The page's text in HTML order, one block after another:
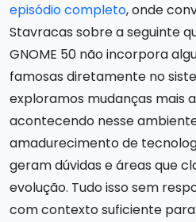
episódio completo, onde
Stavracas sobre a seguinte
GNOME 50 não incorpora
famosas diretamente no
exploramos mudanças mais
acontecendo nesse
amadurecimento de
geram dúvidas e áreas que
evolução. Tudo isso sem
com contexto suficiente